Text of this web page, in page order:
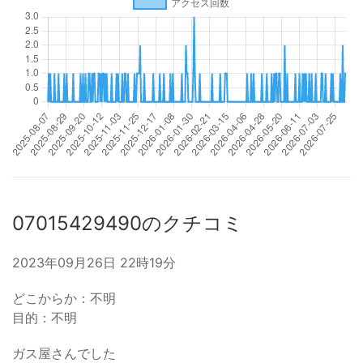
07015429490のクチコミ
2023年09月26日 22時19分
どこからか：不明
目的：不明
ガス屋さんでした